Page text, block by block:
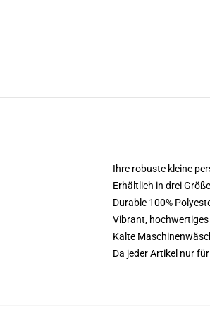
Ihre robuste kleine
Erhältlich in drei
Durable 100%
Vibrant, hochwertiges
Kalte
Da jeder Artikel nur